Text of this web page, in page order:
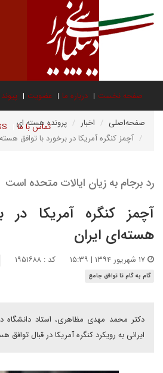
صفحه نخست درباره ما عضویت
تماس با ما صفحه‌اصلی اخبار
پرونده هسته ای
آچمز کنگره آمریکا در برخورد با توافق
رد برجام به زیان ایالات متحده است
آچمز کنگره آمریکا در
هسته‌ای ایران
کد : ۱۹۵۱۶۸۸
گام به گام تا توافق جامع
دکتر محمد مهدی مظاهری، استاد دانشگاه
ایرانی به رویکرد کنگره آمریکا در قبال